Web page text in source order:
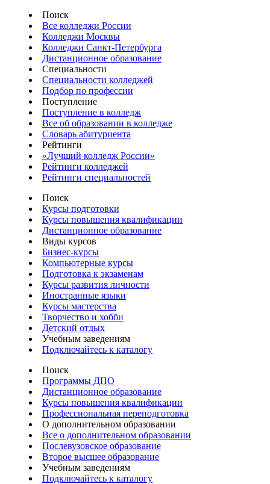
Поиск
Все колледжи России
Колледжи Москвы
Колледжи Санкт-Петербурга
Дистанционное образование
Специальности
Специальности колледжей
Подбор по профессии
Поступление
Поступление в колледж
Все об образовании в колледже
Словарь абитуриента
Рейтинги
«Лучший колледж России»
Рейтинги колледжей
Рейтинги специальностей
Поиск
Курсы подготовки
Курсы повышения квалификации
Дистанционное образование
Виды курсов
Бизнес-курсы
Компьютерные курсы
Подготовка к экзаменам
Курсы развития личности
Иностранные языки
Курсы мастерства
Творчество и хобби
Детский отдых
Учебным заведениям
Подключайтесь к каталогу
Поиск
Программы ДПО
Дистанционное образование
Курсы повышения квалификации
Профессиональная переподготовка
О дополнительном образовании
Все о дополнительном образовании
Послевузовское образование
Второе высшее образование
Учебным заведениям
Подключайтесь к каталогу